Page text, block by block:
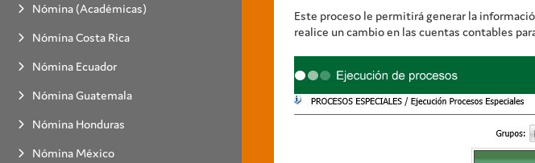
Nómina (Académicas)
Nómina Costa Rica
Nómina Ecuador
Nómina Guatemala
Nómina Honduras
Nómina México
Este proceso le permitirá generar la
realice un cambio en las cuentas contables